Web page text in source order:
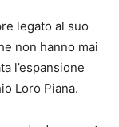
legato al suo
non hanno mai
l’espansione
Loro Piana.